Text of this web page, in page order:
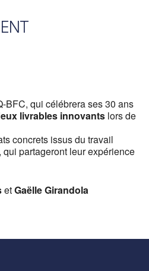
BFC, qui célébrera ses 30 ans
livrables innovants lors de
concrets issus du travail
partageront leur expérience
etGaëlle Girandola